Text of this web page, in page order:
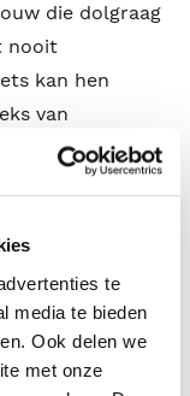
te
media te bieden
Ook delen we
met onze
die dolgraag
nooit
kan hen
van
volgt.
over
AD